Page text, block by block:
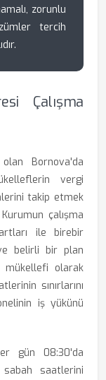
zorunlu
tercih
Çalışma
Bornova'da
vergi
takip etmek
çalışma
ile birebir
belirli bir plan
mükellefi olarak
sınırlarını
iş yükünü
gün 08:30'da
saatlerini